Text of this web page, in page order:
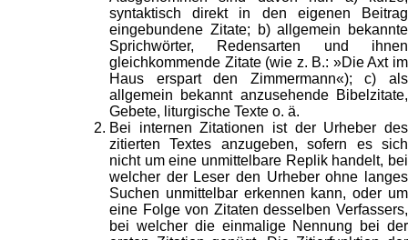
syntaktisch direkt in den eigenen Beitrag
eingebundene Zitate; b) allgemein bekannte
Sprichwörter, Redensarten und ihnen
gleichkommende Zitate (wie z. B.: »Die Axt im
Haus erspart den Zimmermann«); c) als
allgemein bekannt anzusehende Bibelzitate,
Gebete, liturgische Texte o. ä.
Bei internen Zitationen ist der Urheber des
zitierten Textes anzugeben, sofern es sich
nicht um eine unmittelbare Replik handelt, bei
welcher der Leser den Urheber ohne langes
Suchen unmittelbar erkennen kann, oder um
eine Folge von Zitaten desselben Verfassers,
bei welcher die einmalige Nennung bei der